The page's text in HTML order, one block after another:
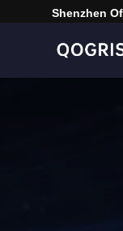
Shenzhen